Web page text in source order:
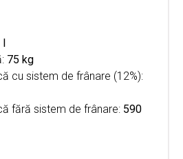
75 kg
cu sistem de frânare (12%):
fără sistem de frânare: 590